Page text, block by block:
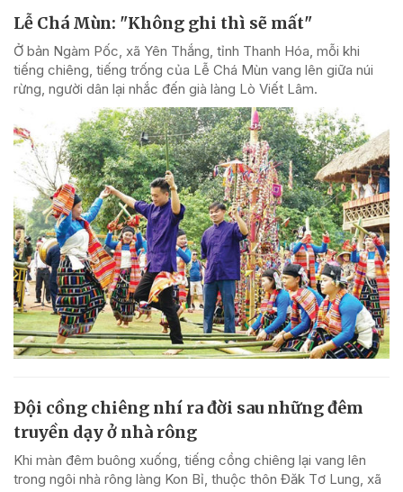
Lễ Chá Mùn: "Không ghi thì sẽ mất"
Ở bản Ngàm Pốc, xã Yên Thắng, tỉnh Thanh Hóa, mỗi khi
tiếng chiêng, tiếng trống của Lễ Chá Mùn vang lên giữa núi
rừng, người dân lại nhắc đến già làng Lò Viết Lâm.
Đội cồng chiêng nhí ra đời sau những đêm
truyền dạy ở nhà rông
Khi màn đêm buông xuống, tiếng cồng chiêng lại vang lên
trong ngôi nhà rông làng Kon Bỉ, thuộc thôn Đăk Tơ Lung, xã